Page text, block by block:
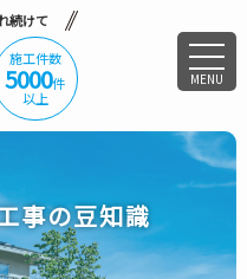
続けて
施工件数
5000件
以上
MENU
事の豆知識